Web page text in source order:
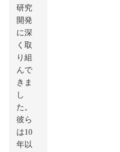
研究
開発
に深
く取
り組
んで
きま
し
た。
彼ら
は10
年以